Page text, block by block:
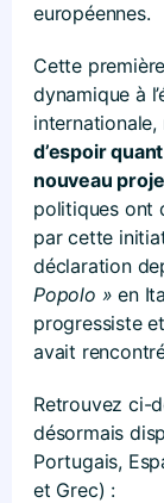
européennes.
Cette
dynamique à
internationale,
d’espoir
nouveau
politiques ont
par cette
déclaration
Popolo » en
progressiste
avait
Retrouvez ci-
désormais
Portugais,
et Grec) :